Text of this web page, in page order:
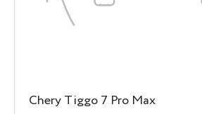
Chery Tiggo 7 Pro Max